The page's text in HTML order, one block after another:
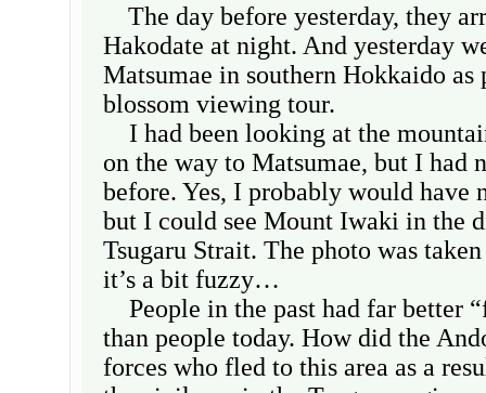
The day before yesterday, they
Hakodate at night. And yesterday
Matsumae in southern Hokkaido as
blossom viewing tour.
I had been looking at the
on the way to Matsumae, but I had
before. Yes, I probably would have
but I could see Mount Iwaki in the
Tsugaru Strait. The photo was
it’s a bit fuzzy…
People in the past had far better
than people today. How did the
forces who fled to this area as a